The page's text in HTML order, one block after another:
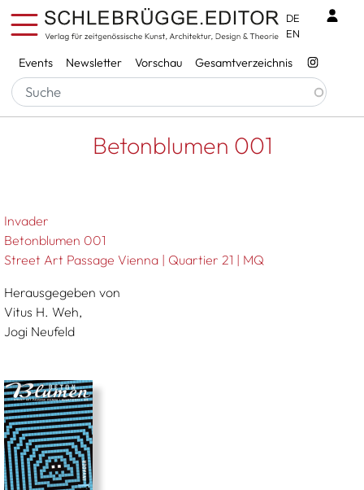
Direkt zum Inhalt
Services
Events Newsletter Vorschau Gesamtverzeichnis
DE
EN
Pfadnavigation
Startseite Betonblumen 001
Betonblumen 001
Invader
Betonblumen 001
Street Art Passage Vienna | Quartier 21 | MQ
Herausgegeben von
Vitus H. Weh,
Jogi Neufeld